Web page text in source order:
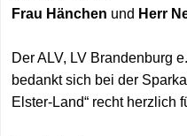
Frau Hänchen und Herr
Der ALV, LV Brandenburg
bedankt sich bei der
Elster-Land“ recht herzlich